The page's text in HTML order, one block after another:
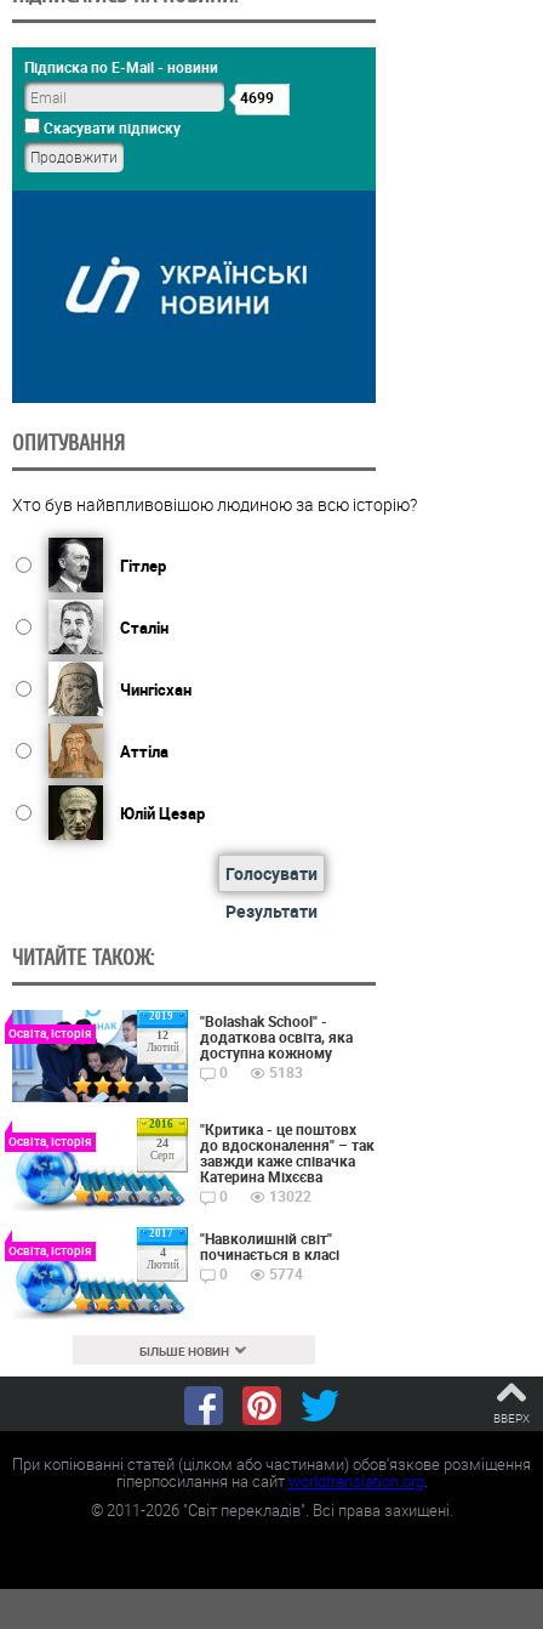
Підписка по E-Mail - новини
4699
Скасувати підписку
ОПИТУВАННЯ
Хто був найвпливовішою людиною за всю історію?
Гітлер
Сталін
Чингісхан
Аттіла
Юлій Цезар
Голосувати
Результати
ЧИТАЙТЕ ТАКОЖ:
2019
12
Лютий
Освіта, Історія
"Bolashak School" -
додаткова освіта, яка
доступна кожному
0
5183
2016
24
Серп
Освіта, Історія
"Критика - це поштовх
до вдосконалення" – так
завжди каже співачка
Катерина Міхєєва
0
13022
2017
4
Лютий
Освіта, Історія
"Навколишній світ"
починається в класі
0
5774
БІЛЬШЕ НОВИН
ВВЕРХ
При копіюванні статей (цілком або частинами) обов'язкове розміщення
гіперпосилання на сайтworldtranslation.org.
©2011-2026"Світ перекладів". Всі права захищені.